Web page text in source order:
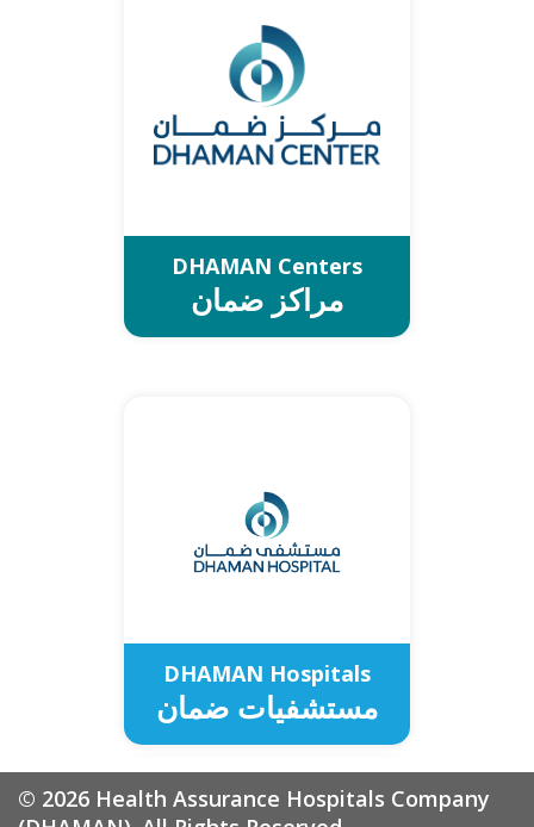
New Healthcare for New Kuwait
شركة ضمان
كل ما يتعلق بشركة ضمان
رعاية صحية لكويت جديدة
ENGLISH العربية
DHAMAN Centers
مراكز ضمان
مراكز الرعاية
الصحية الأولية
الأولية
ENGLISH العربية
DHAMAN Hospitals
مستشفيات ضمان
© 2026 Health Assurance Hospitals Company